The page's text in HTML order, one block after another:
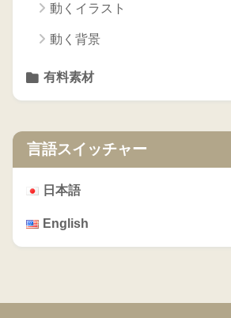
動くイラスト
動く背景
有料素材
言語スイッチャー
日本語
English